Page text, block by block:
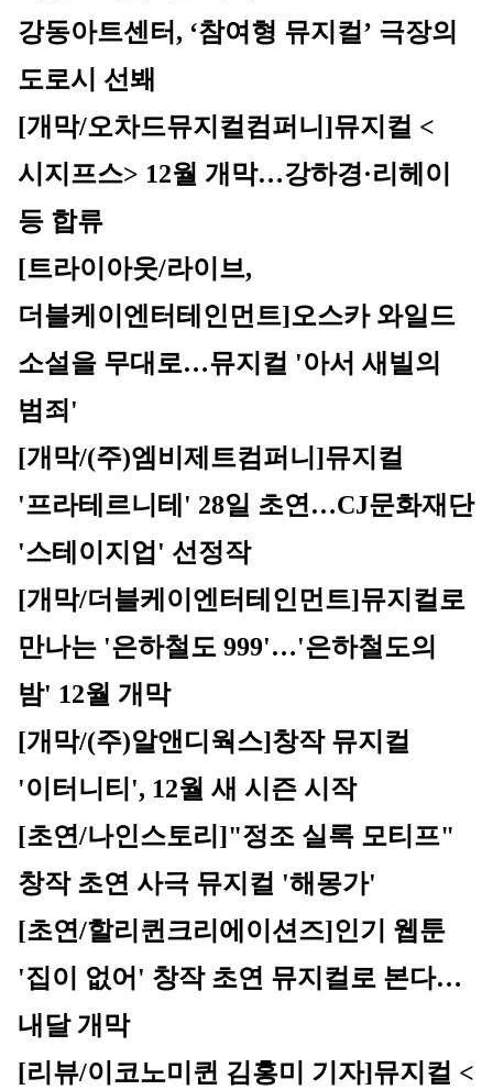
강동아트센터, ‘참여형 뮤지컬’ 극장의
도로시 선봬
[개막/오차드뮤지컬컴퍼니]뮤지컬 <
시지프스> 12월 개막…강하경·리헤이
등 합류
[트라이아웃/라이브,
더블케이엔터테인먼트]오스카 와일드
소설을 무대로…뮤지컬 '아서 새빌의
범죄'
[개막/(주)엠비제트컴퍼니]뮤지컬
'프라테르니테' 28일 초연…CJ문화재단
'스테이지업' 선정작
[개막/더블케이엔터테인먼트]뮤지컬로
만나는 '은하철도 999'…'은하철도의
밤' 12월 개막
[개막/(주)알앤디웍스]창작 뮤지컬
'이터니티', 12월 새 시즌 시작
[초연/나인스토리]"정조 실록 모티프"
창작 초연 사극 뮤지컬 '해몽가'
[초연/할리퀸크리에이션즈]인기 웹툰
'집이 없어' 창작 초연 뮤지컬로 본다…
내달 개막
[리뷰/이코노미퀸 김홍미 기자]뮤지컬 <